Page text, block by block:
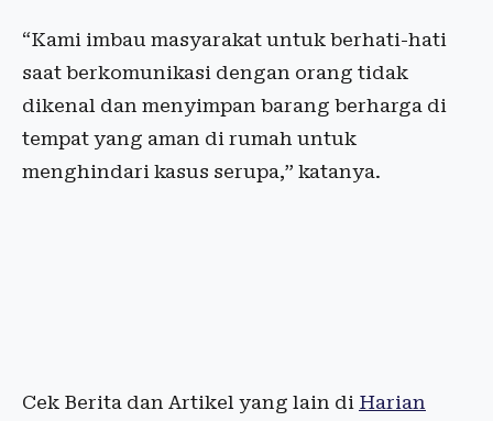
“Kami imbau masyarakat untuk berhati-hati
saat berkomunikasi dengan orang tidak
dikenal dan menyimpan barang berharga di
tempat yang aman di rumah untuk
menghindari kasus serupa,” katanya.
Cek Berita dan Artikel yang lain di Harian